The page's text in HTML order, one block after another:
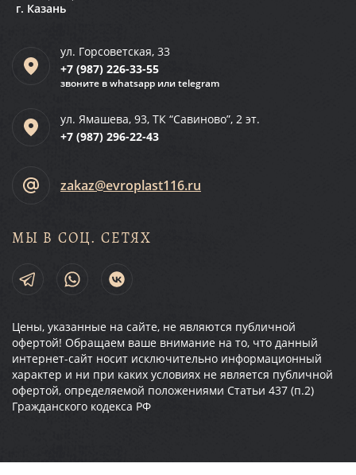
г. Казань
ул. Горсоветская, 33
+7 (987) 226-33-55
звоните в whatsapp или telegram
ул. Ямашева, 93, ТК “Савиново”, 2 эт.
+7 (987) 296-22-43
zakaz@evroplast116.ru
МЫ В СОЦ. СЕТЯХ
Цены, указанные на сайте, не являются публичной
офертой! Обращаем ваше внимание на то, что данный
интернет-сайт носит исключительно информационный
характер и ни при каких условиях не является публичной
офертой, определяемой положениями Статьи 437 (п.2)
Гражданского кодекса РФ